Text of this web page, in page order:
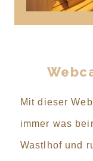
Mit dieser
immer was
Wastlhof und